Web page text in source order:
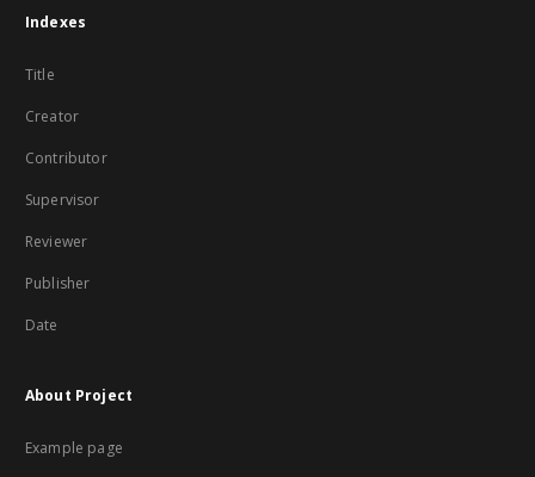
Indexes
Title
Creator
Contributor
Supervisor
Reviewer
Publisher
Date
About Project
Example page